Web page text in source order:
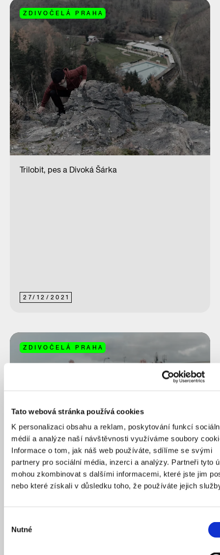
Tato webová stránka používá cookies
K personalizaci obsahu a reklam, poskytování funkcí
médií a analýze naší návštěvnosti využíváme soubory
Informace o tom, jak náš web používáte, sdílíme se svými
partnery pro sociální média, inzerci a analýzy. Partneři tyto
mohou zkombinovat s dalšími informacemi, které jste jim
nebo které získali v důsledku toho, že používáte jejich
souhlasu
Nutné
ZDIVOČELÁ PRAHA
27/ 12/ 2021
Trilobit, pes a Divoká Šárka
ZDIVOČELÁ PRAHA